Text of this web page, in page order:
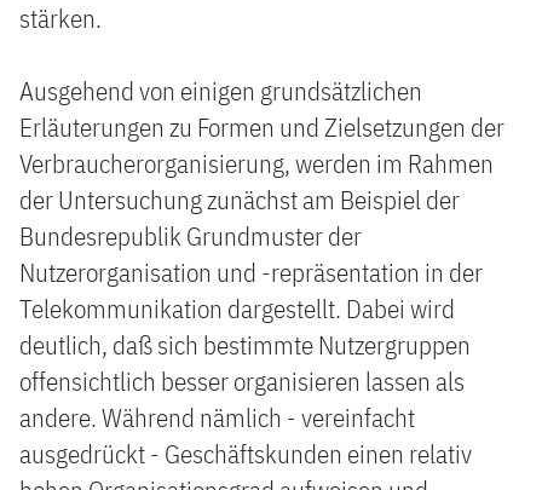
stärken.
Ausgehend von einigen grundsätzlichen
Erläuterungen zu Formen und Zielsetzungen der
Verbraucherorganisierung, werden im Rahmen
der Untersuchung zunächst am Beispiel der
Bundesrepublik Grundmuster der
Nutzerorganisation und -repräsentation in der
Telekommunikation dargestellt. Dabei wird
deutlich, daß sich bestimmte Nutzergruppen
offensichtlich besser organisieren lassen als
andere. Während nämlich - vereinfacht
ausgedrückt - Geschäftskunden einen relativ